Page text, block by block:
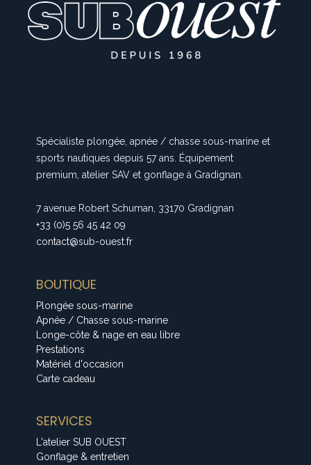
Spécialiste plongée, apnée / chasse sous-marine et
sports nautiques depuis 57 ans. Équipement
premium, atelier SAV et gonflage à Gradignan.
7 avenue Robert Schuman, 33170 Gradignan
+33 (0)5 56 45 42 09
contact@sub-ouest.fr
BOUTIQUE
Plongée sous-marine
Apnée / Chasse sous-marine
Longe-côte & nage en eau libre
Prestations
Matériel d'occasion
Carte cadeau
SERVICES
L'atelier SUB OUEST
Gonflage & entretien